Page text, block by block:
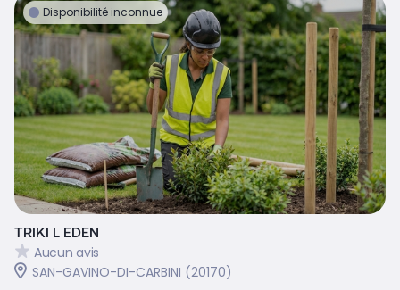
Disponibilité inconnue
TRIKI L EDEN
Aucun avis
SAN-GAVINO-DI-CARBINI (20170)